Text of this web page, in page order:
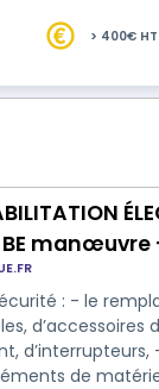
> 400€ HT
BE manœuvre
: - le
d’accessoires
- le
de